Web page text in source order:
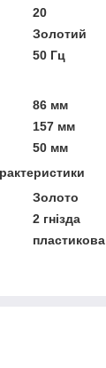
20
Золотий
50 Гц
86 мм
157 мм
50 мм
Золото
2 гнізда
пластикова